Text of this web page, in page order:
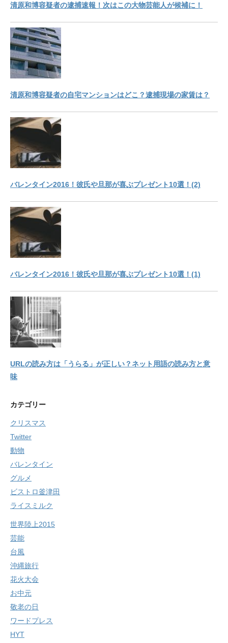
清原和博容疑者の逮捕速報！次はこの大物芸能人が候補に！
清原和博容疑者の自宅マンションはどこ？逮捕現場の家賃は？
バレンタイン2016！彼氏や旦那が喜ぶプレゼント10選！(2)
バレンタイン2016！彼氏や旦那が喜ぶプレゼント10選！(1)
URLの読み方は「うらる」が正しい？ネット用語の読み方と意
味
カテゴリー
クリスマス
Twitter
動物
バレンタイン
グルメ
ビストロ釜津田
ライスミルク
世界陸上2015
芸能
台風
沖縄旅行
花火大会
お中元
敬老の日
ワードプレス
HYT